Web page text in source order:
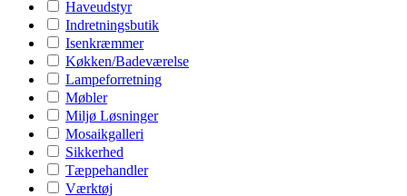
Haveudstyr
Indretningsbutik
Isenkræmmer
Køkken/Badeværelse
Lampeforretning
Møbler
Miljø Løsninger
Mosaikgalleri
Sikkerhed
Tæppehandler
Værktøj